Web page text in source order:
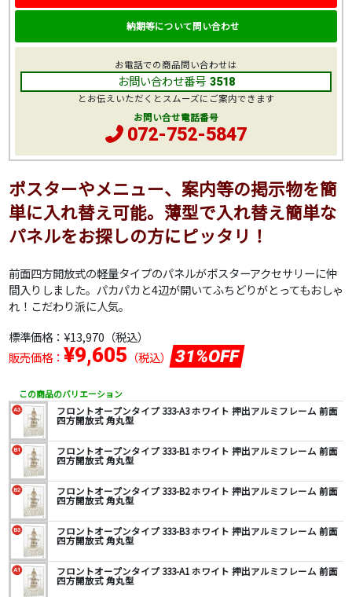
ポスターやメニュー、案内等の掲示物を簡
単に入れ替え可能。薄型で入れ替え簡単な
パネルをお探しの方にピッタリ！
前面四方開放式の軽量タイプのパネルがポスターアクセサリーに仲
間入りしました。パカパカと4辺が開いてふちどりがとってもおしゃ
れ！こだわり派に人気。
標準価格： ¥13,970 （税込）
販売価格： ¥9,605 （税込） 31%OFF
この商品のバリエーション
フロントオープンタイプ 333-A3 ホワイト 押出アルミフレーム 前面
四方開放式 角丸型
フロントオープンタイプ 333-B1 ホワイト 押出アルミフレーム 前面
四方開放式 角丸型
フロントオープンタイプ 333-B2 ホワイト 押出アルミフレーム 前面
四方開放式 角丸型
フロントオープンタイプ 333-B3 ホワイト 押出アルミフレーム 前面
四方開放式 角丸型
フロントオープンタイプ 333-A1 ホワイト 押出アルミフレーム 前面
四方開放式 角丸型
納期等について問い合わせ
お電話での商品問い合わせは
お問い合わせ番号 3518
とお伝えいただくとスムーズにご案内できます
お問い合せ電話番号
072-752-5847